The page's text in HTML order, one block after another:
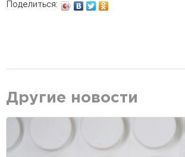
Поделиться:
Другие новости